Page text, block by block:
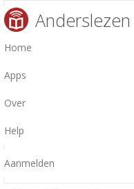
Anderslezen
Home
Apps
Over
Help
Aanmelden